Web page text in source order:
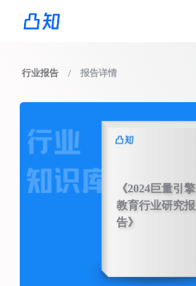
行业报告 报告详情
《2024巨量引擎
教育行业研究报
告》